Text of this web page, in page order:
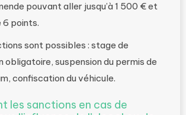
pouvant aller jusqu’à 1 500 € et
points.
sont possibles : stage de
obligatoire, suspension du permis de
confiscation du véhicule.
les sanctions en cas de